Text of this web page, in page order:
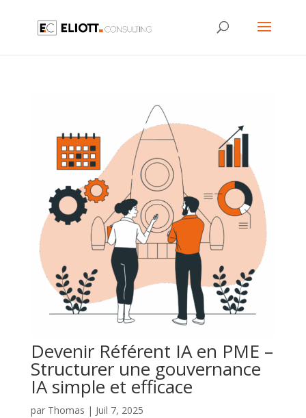
Devenir Référent IA en PME –
Structurer une gouvernance
IA simple et efficace
par Thomas | Juil 7, 2025